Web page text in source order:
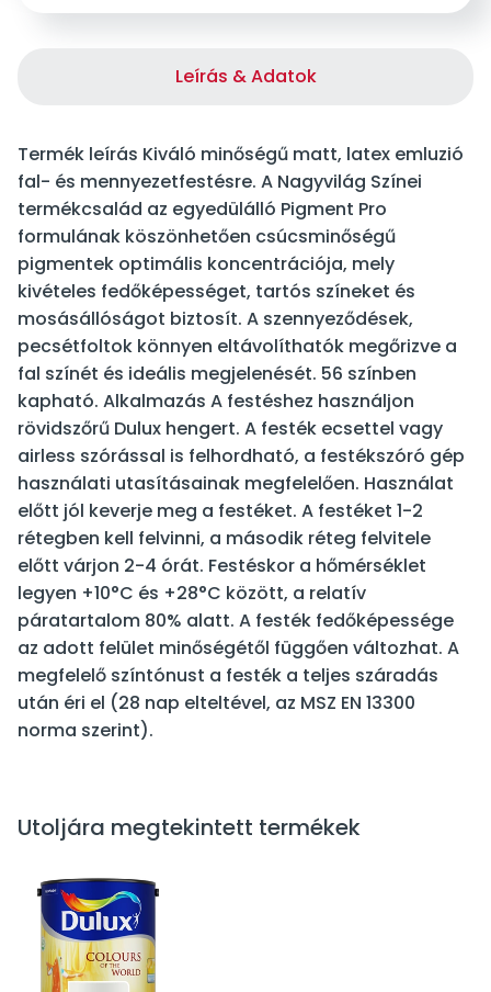
Leírás & Adatok
Termék leírás Kiváló minőségű matt, latex emluzió
fal- és mennyezetfestésre. A Nagyvilág Színei
termékcsalád az egyedülálló Pigment Pro
formulának köszönhetően csúcsminőségű
pigmentek optimális koncentrációja, mely
kivételes fedőképességet, tartós színeket és
mosásállóságot biztosít. A szennyeződések,
pecsétfoltok könnyen eltávolíthatók megőrizve a
fal színét és ideális megjelenését. 56 színben
kapható. Alkalmazás A festéshez használjon
rövidszőrű Dulux hengert. A festék ecsettel vagy
airless szórással is felhordható, a festékszóró gép
használati utasításainak megfelelően. Használat
előtt jól keverje meg a festéket. A festéket 1-2
rétegben kell felvinni, a második réteg felvitele
előtt várjon 2-4 órát. Festéskor a hőmérséklet
legyen +10°C és +28°C között, a relatív
páratartalom 80% alatt. A festék fedőképessége
az adott felület minőségétől függően változhat. A
megfelelő színtónust a festék a teljes száradás
után éri el (28 nap elteltével, az MSZ EN 13300
norma szerint).
Utoljára megtekintett termékek